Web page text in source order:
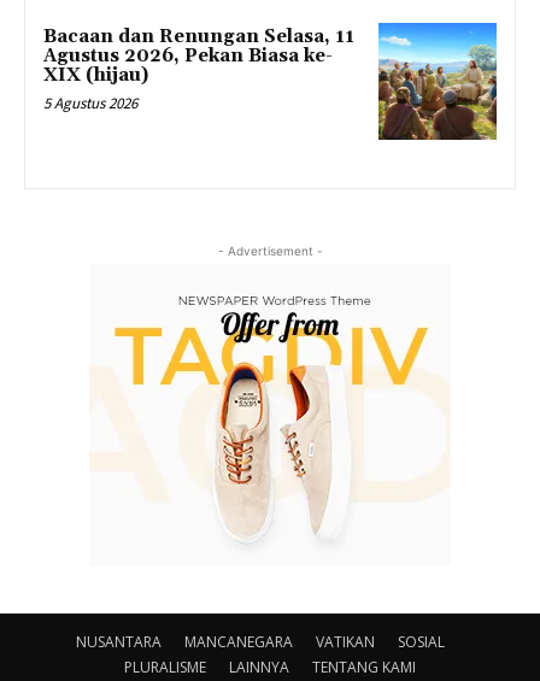
Bacaan dan Renungan Selasa, 11
Agustus 2026, Pekan Biasa ke-
XIX (hijau)
5 Agustus 2026
- Advertisement -
NUSANTARA MANCANEGARA VATIKAN
SOSIAL
PLURALISME
LAINNYA TENTANG KAMI